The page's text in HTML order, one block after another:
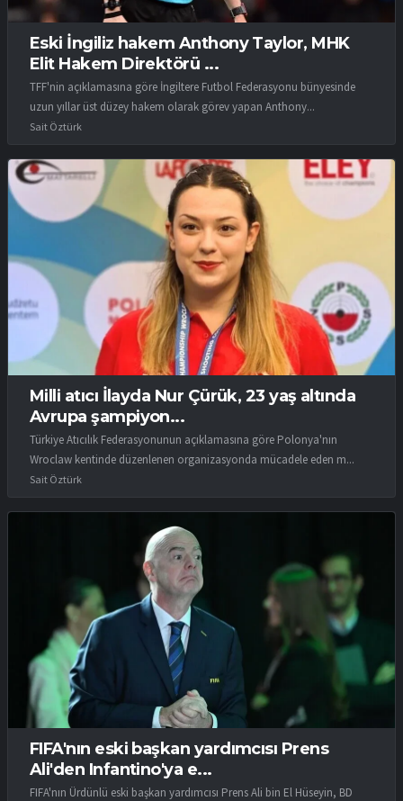
Eski İngiliz hakem Anthony Taylor, MHK
Elit Hakem Direktörü ...
TFF'nin açıklamasına göre İngiltere Futbol Federasyonu bünyesinde
uzun yıllar üst düzey hakem olarak görev yapan Anthony...
Sait Öztürk
Milli atıcı İlayda Nur Çürük, 23 yaş altında
Avrupa şampiyon...
Türkiye Atıcılık Federasyonunun açıklamasına göre Polonya'nın
Wroclaw kentinde düzenlenen organizasyonda mücadele eden m...
Sait Öztürk
FIFA'nın eski başkan yardımcısı Prens
Ali'den Infantino'ya e...
FIFA'nın Ürdünlü eski başkan yardımcısı Prens Ali bin El Hüseyin, BD